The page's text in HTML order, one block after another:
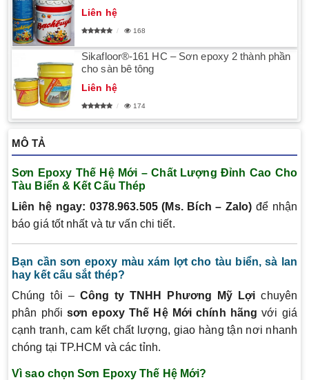
Liên hệ
168
Sikafloor®-161 HC – Sơn epoxy 2 thành phần
cho sàn bê tông
Liên hệ
174
MÔ TẢ
Sơn Epoxy Thế Hệ Mới – Chất Lượng Đỉnh Cao Cho
Tàu Biển & Kết Cấu Thép
Liên hệ ngay: 0378.963.505 (Ms. Bích – Zalo) để nhận
báo giá tốt nhất và tư vấn chi tiết.
Bạn cần sơn epoxy màu xám lợt cho tàu biển, sà lan
hay kết cấu sắt thép?
Chúng tôi – Công ty TNHH Phương Mỹ Lợi chuyên
phân phốisơn epoxy Thế Hệ Mới chính hãng với giá
cạnh tranh, cam kết chất lượng, giao hàng tận nơi nhanh
chóng tại TP.HCM và các tỉnh.
Vì sao chọn Sơn Epoxy Thế Hệ Mới?